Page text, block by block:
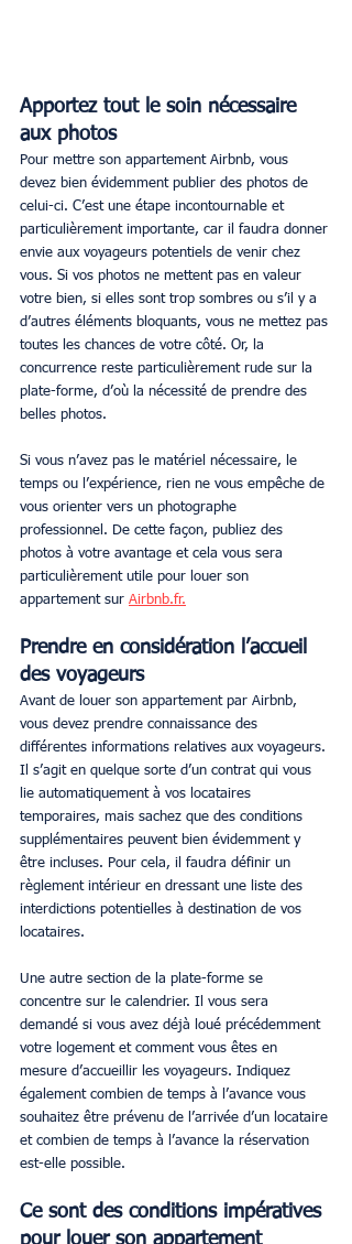
Apportez tout le soin nécessaire
aux photos
Pour mettre son appartement Airbnb, vous
devez bien évidemment publier des photos de
celui-ci. C’est une étape incontournable et
particulièrement importante, car il faudra donner
envie aux voyageurs potentiels de venir chez
vous. Si vos photos ne mettent pas en valeur
votre bien, si elles sont trop sombres ou s’il y a
d’autres éléments bloquants, vous ne mettez pas
toutes les chances de votre côté. Or, la
concurrence reste particulièrement rude sur la
plate-forme, d’où la nécessité de prendre des
belles photos.
Si vous n’avez pas le matériel nécessaire, le
temps ou l’expérience, rien ne vous empêche de
vous orienter vers un photographe
professionnel. De cette façon, publiez des
photos à votre avantage et cela vous sera
particulièrement utile pour louer son
appartement sur Airbnb.fr.
Prendre en considération l’accueil
des voyageurs
Avant de louer son appartement par Airbnb,
vous devez prendre connaissance des
différentes informations relatives aux voyageurs.
Il s’agit en quelque sorte d’un contrat qui vous
lie automatiquement à vos locataires
temporaires, mais sachez que des conditions
supplémentaires peuvent bien évidemment y
être incluses. Pour cela, il faudra définir un
règlement intérieur en dressant une liste des
interdictions potentielles à destination de vos
locataires.
Une autre section de la plate-forme se
concentre sur le calendrier. Il vous sera
demandé si vous avez déjà loué précédemment
votre logement et comment vous êtes en
mesure d’accueillir les voyageurs. Indiquez
également combien de temps à l’avance vous
souhaitez être prévenu de l’arrivée d’un locataire
et combien de temps à l’avance la réservation
est-elle possible.
Ce sont des conditions impératives
pour louer son appartement